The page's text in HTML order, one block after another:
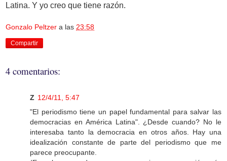
Latina. Y yo creo que tiene razón.
Gonzalo Peltzer a las 23:58
Compartir
4 comentarios:
Z 12/4/11, 5:47
"El periodismo tiene un papel fundamental para salvar las
democracias en América Latina". ¿Desde cuando? No le
interesaba tanto la democracia en otros años. Hay una
idealización constante de parte del periodismo que me
parece preocupante.